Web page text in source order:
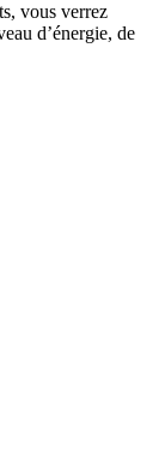
vous verrez
d’énergie, de